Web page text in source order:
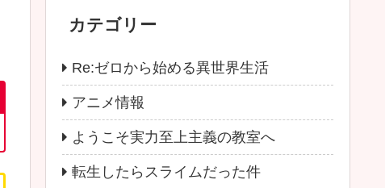
カテゴリー
Re:ゼロから始める異世界生活
アニメ情報
ようこそ実力至上主義の教室へ
転生したらスライムだった件